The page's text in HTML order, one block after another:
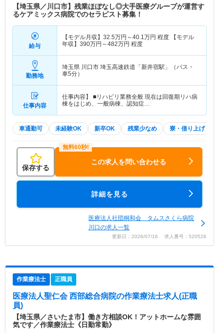
【埼玉県／川口市】残業ほぼなし◎大手医療グループが運営す
るケアミックス病院でのセラピスト募集！
給与
【モデル月収】 32.5万円～40.1万円 程度 【モデル
年収】 390万円～482万円 程度
勤務地
埼玉県 川口市 埼玉高速鉄道「新井宿駅」（バス・
車5分）
仕事内容
仕事内容】 ■リハビリ業務全般 現在は回復期リハ病
棟をはじめ、一般病棟、認知症…
車通勤可 未経験OK 新卒OK 残業少なめ 寮・借り上げ
保存する
この求人を問い合わせる
詳細を見る
医療法人社団桐和会 タムスさくら病院
川口の求人一覧
更新日：2026/07/16 求人番号：520528
作業療法士 正職員
医療法人聖仁会 西部総合病院の作業療法士求人(正職
員)
【埼玉県／さいたま市】働き方相談OK！アットホームな雰囲
気です／作業療法士《日勤常勤》